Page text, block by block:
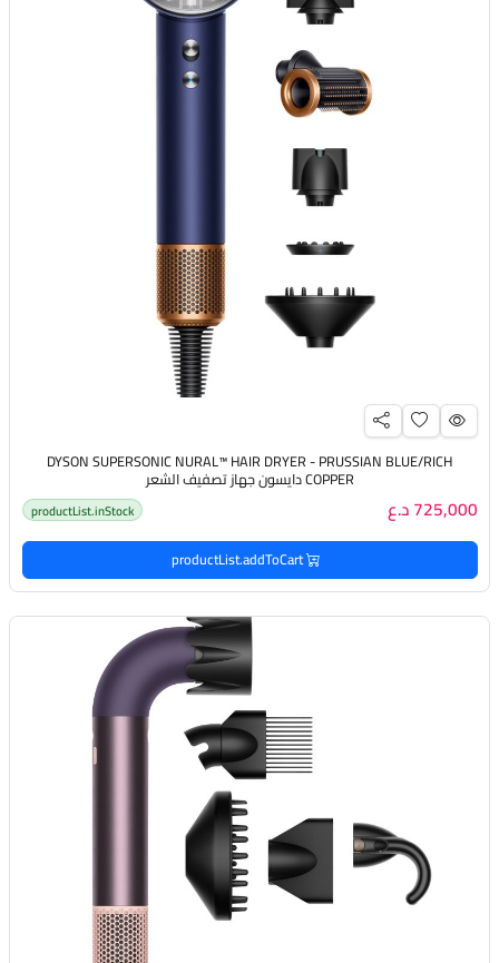
DYSON SUPERSONIC NURAL™️ HAIR DRYER - PRUSSIAN BLUE/RICH
COPPER دايسون جهاز تصفيف الشعر
725,000 د.ع productList.inStock
productList.addToCart